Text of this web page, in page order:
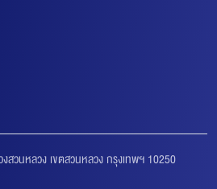
วนหลวง เขตสวนหลวง กรุงเทพฯ 10250